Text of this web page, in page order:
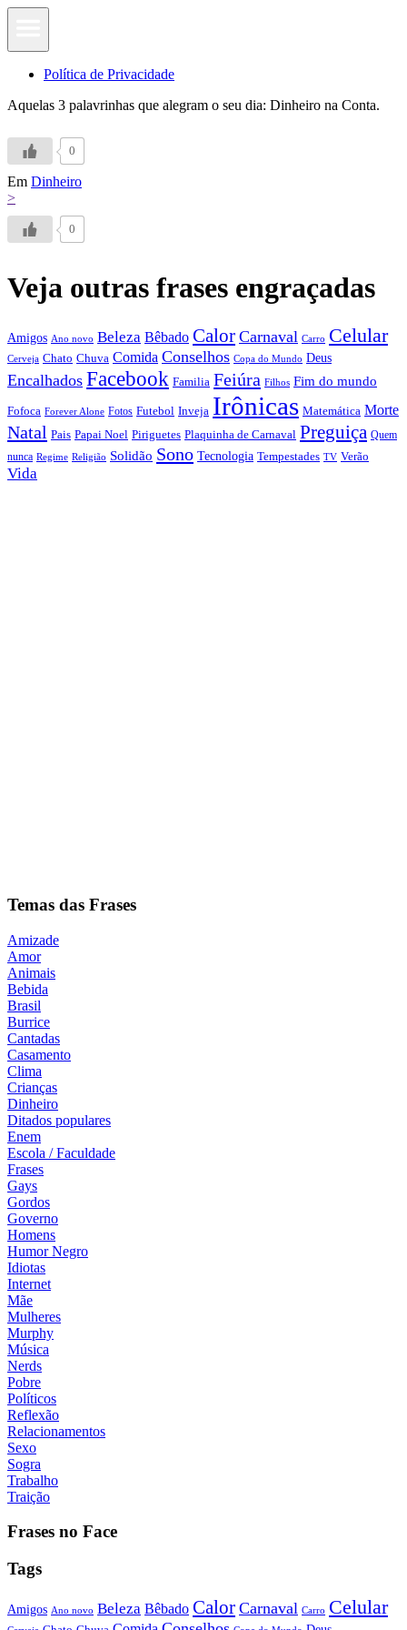
Política de Privacidade
Aquelas 3 palavrinhas que alegram o seu dia: Dinheiro na Conta.
0
Em Dinheiro
>
0
Veja outras frases engraçadas
Amigos Ano novo Beleza Bêbado Calor Carnaval Carro Celular
Cerveja Chato Chuva Comida Conselhos Copa do Mundo Deus
Encalhados Facebook Familia Feiúra Filhos Fim do mundo
Fofoca Forever Alone Fotos Futebol Inveja Irônicas Matemática Morte
Natal Pais Papai Noel Piriguetes Plaquinha de Carnaval Preguiça Quem
nunca Regime Religião Solidão Sono Tecnologia Tempestades TV Verão
Vida
Temas das Frases
Amizade
Amor
Animais
Bebida
Brasil
Burrice
Cantadas
Casamento
Clima
Crianças
Dinheiro
Ditados populares
Enem
Escola / Faculdade
Frases
Gays
Gordos
Governo
Homens
Humor Negro
Idiotas
Internet
Mãe
Mulheres
Murphy
Música
Nerds
Pobre
Políticos
Reflexão
Relacionamentos
Sexo
Sogra
Trabalho
Traição
Frases no Face
Tags
Amigos Ano novo Beleza Bêbado Calor Carnaval Carro Celular